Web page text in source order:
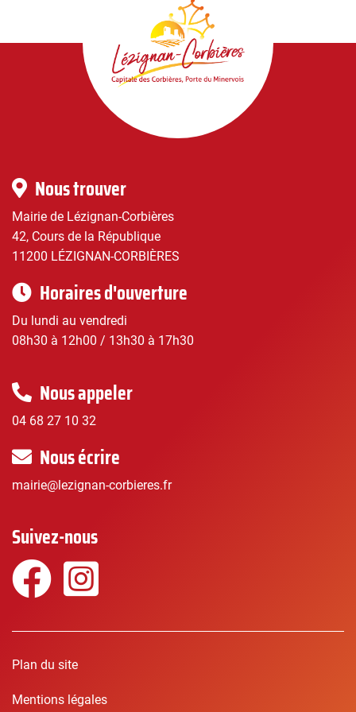
Lézignan-
Infos
pratiques
Nous trouver
Mairie de Lézignan-Corbières
42, Cours de la République
11200 LÉZIGNAN-CORBIÈRES
Horaires d'ouverture
Du lundi au vendredi
08h30 à 12h00 / 13h30 à 17h30
Nous appeler
04 68 27 10 32
Nous écrire
mairie@lezignan-corbieres.fr
Suivez-nous
Facebook
Plan du site
Mentions légales